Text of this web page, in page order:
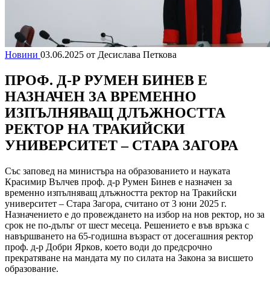
Новини 03.06.2025 от Десислава Петкова
ПРОФ. Д-Р РУМЕН БИНЕВ Е
НАЗНАЧЕН ЗА ВРЕМЕННО
ИЗПЪЛНЯВАЩ ДЛЪЖНОСТТА
РЕКТОР НА ТРАКИЙСКИ
УНИВЕРСИТЕТ – СТАРА ЗАГОРА
Със заповед на министъра на образованието и науката
Красимир Вълчев проф. д-р Румен Бинев е назначен за
временно изпълняващ длъжността ректор на Тракийски
университет – Стара Загора, считано от 3 юни 2025 г.
Назначението е до провеждането на избор на нов ректор, но за
срок не по-дълъг от шест месеца. Решението е във връзка с
навършването на 65-годишна възраст от досегашния ректор
проф. д-р Добри Ярков, което води до предсрочно
прекратяване на мандата му по силата на Закона за висшето
образование.